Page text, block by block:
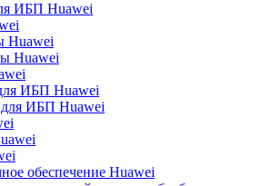
ИБП Huawei
Huawei
Huawei
ИБП Huawei
ИБП Huawei
обеспечение Huawei